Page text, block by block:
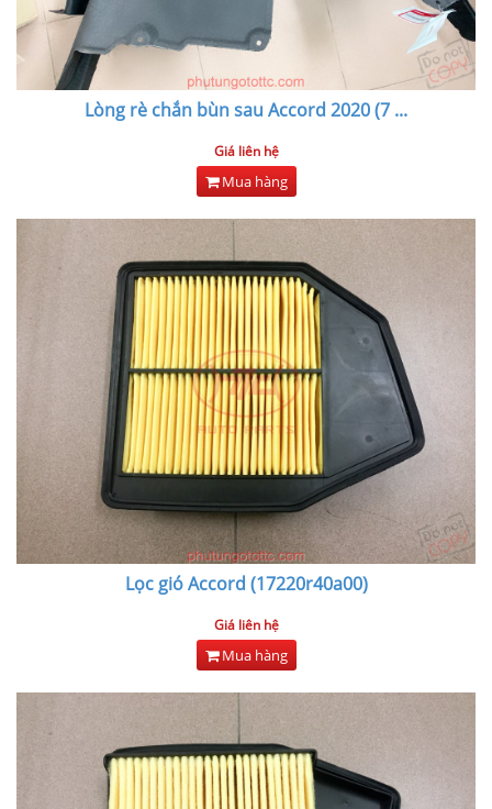
Lòng rè chắn bùn sau Accord 2020 (7 ...
Giá liên hệ
Mua hàng
Lọc gió Accord (17220r40a00)
Giá liên hệ
Mua hàng